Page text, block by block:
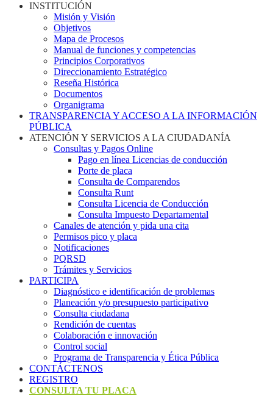
INSTITUCIÓN
Misión y Visión
Objetivos
Mapa de Procesos
Manual de funciones y competencias
Principios Corporativos
Direccionamiento Estratégico
Reseña Histórica
Documentos
Organigrama
TRANSPARENCIA Y ACCESO A LA INFORMACIÓN
PÚBLICA
ATENCIÓN Y SERVICIOS A LA CIUDADANÍA
Consultas y Pagos Online
Pago en línea Licencias de conducción
Porte de placa
Consulta de Comparendos
Consulta Runt
Consulta Licencia de Conducción
Consulta Impuesto Departamental
Canales de atención y pida una cita
Permisos pico y placa
Notificaciones
PQRSD
Trámites y Servicios
PARTICIPA
Diagnóstico e identificación de problemas
Planeación y/o presupuesto participativo​
Consulta ciudadana
Rendición de cuentas
Colaboración e innovación
Control social
Programa de Transparencia y Ética Pública
CONTÁCTENOS
REGISTRO
CONSULTA TU PLACA